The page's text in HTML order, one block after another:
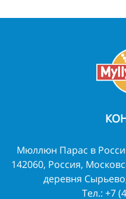
Мюллюн Парас в
142060, Россия,
деревня
Тел.: +7